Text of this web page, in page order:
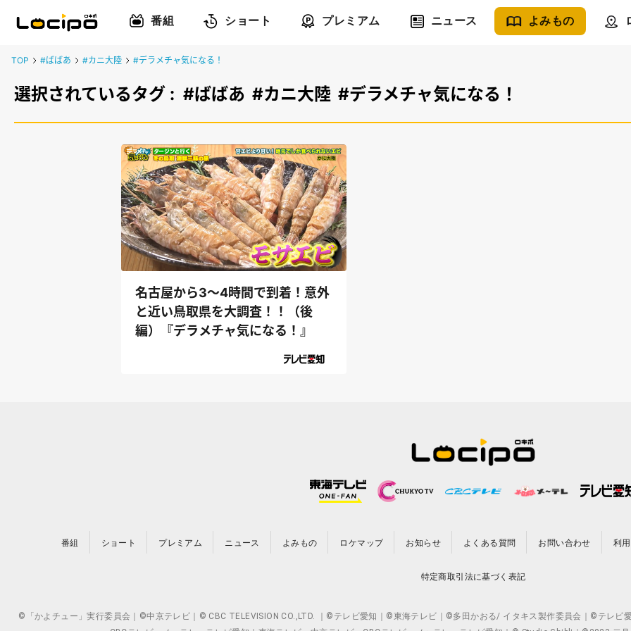
番組 ショート プレミアム ニュース よみもの
TOP #ばばあ #カニ大陸 #デラメチャ気になる！
選択されているタグ : #ばばあ #カニ大陸 #デラメチャ気になる！
名古屋から3～4時間で到着！意外
と近い鳥取県を大調査！！（後
編）『デラメチャ気になる！』
番組 ショート プレミアム ニュース よみもの ロケマップ お知らせ よくある質問 お問い合わせ 利
特定商取引法に基づく表記
©「かよチュー」実行委員会｜©中京テレビ｜© CBC TELEVISION CO.,LTD. ｜©テレビ愛知｜©東海テレビ｜©多田かおる/ イタキス製作委員会｜©テレビ